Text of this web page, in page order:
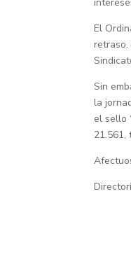
El
Sin
la
el sello
21.561,